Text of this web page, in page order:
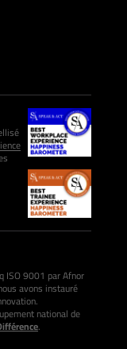
ISO 9001 par Afnor
avons instauré
national de
.